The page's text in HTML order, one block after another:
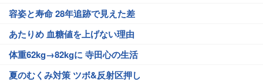
容姿と寿命 28年追跡で見えた差
あたりめ 血糖値を上げない理由
体重62kg→82kgに 寺田心の生活
夏のむくみ対策 ツボ&反射区押し